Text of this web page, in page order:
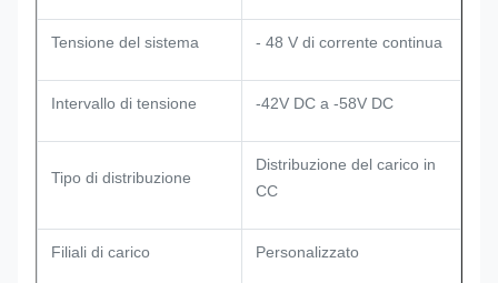
Tensione del sistema - 48 V di corrente continua
Intervallo di tensione -42V DC a -58V DC
Tipo di distribuzione
Distribuzione del carico in
CC
Filiali di carico Personalizzato